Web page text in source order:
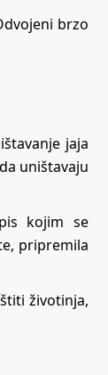
brzo
jaja
uništavaju
kojim se
pripremila
životinja,